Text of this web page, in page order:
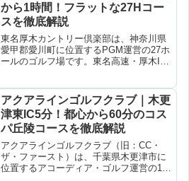
から1時間！フラットな27Hコー
スを徹底解説
東名厚木カントリー倶楽部は、神奈川県
愛甲郡愛川町に位置するPGM運営の27ホ
ールのゴルフ場です。東名高速・厚木IC
の3コース（各9H）を組み合わせて18ホ
ール...
アクアラインゴルフクラブ｜木更
津東IC5分！都心から60分のコス
パ丘陵コースを徹底解説
アクアラインゴルフクラブ（旧：CC・
ザ・ファースト）は、千葉県木更津市に
位置するアコーディア・ゴルフ運営の18